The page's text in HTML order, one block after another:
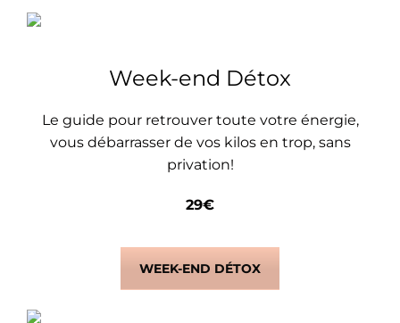
Week-end Détox
Le guide pour retrouver toute votre énergie,
vous débarrasser de vos kilos en trop, sans
privation!
29€
WEEK-END DÉTOX